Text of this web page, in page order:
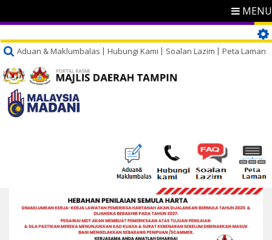
MENU
Aduan & Maklumbalas Hubungi Kami Soalan Lazim Peta Laman